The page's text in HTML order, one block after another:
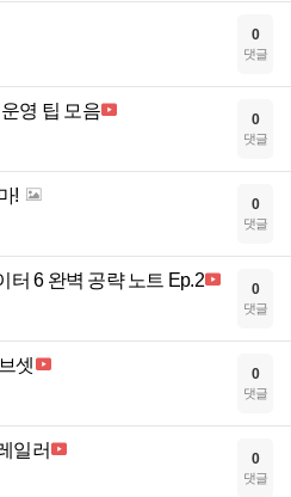
0
댓글
영 팁 모음 0
댓글
! 0
댓글
터 6 완벽 공략 노트 Ep.2 0
댓글
셋 0
댓글
일러 0
댓글